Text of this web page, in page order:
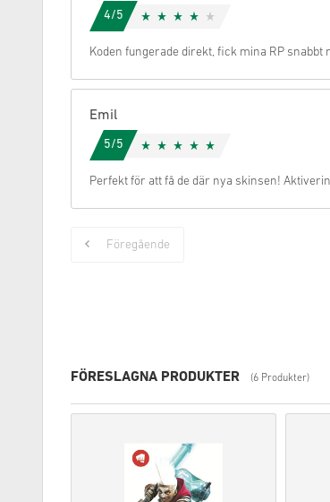
4/5
Koden fungerade direkt, fick mina RP
Emil
5/5
Perfekt för att få de där nya skinsen!
Föregående
FÖRESLAGNA PRODUKTER (6 Produkter)